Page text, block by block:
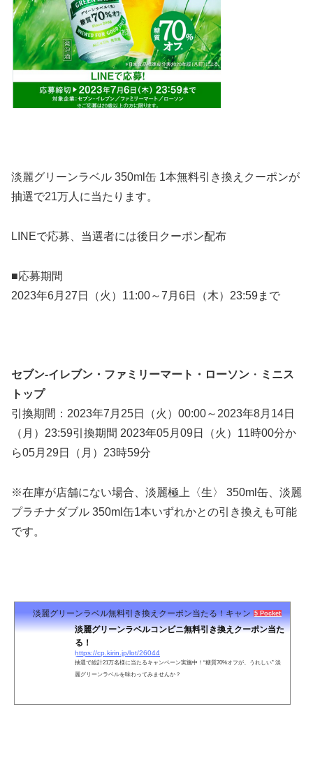
淡麗グリーンラベル 350ml缶 1本無料引き換えクーポンが
抽選で21万人に当たります。
LINEで応募、 当選者には後日クーポン配布
■応募期間
2023年6月27日（火）11:00～7月6日（木）23:59まで
セブン-イレブン・ファミリーマート・ローソン ・ ミニス
トップ
引換期間：2023年7月25日（火）00:00～2023年8月14日
（月）23:59引換期間 2023年05月09日（火）11時00分か
ら05月29日（月）23時59分
※在庫が店舗にない場合、淡麗極上〈生〉 350ml缶、淡麗
プラチナダブル 350ml缶1本いずれかとの引き換えも可能
です。
淡麗グリーンラベル無料引き換えクーポン当たる！キャンペーン
5 Pockets
淡麗グリーンラベルコンビニ無料引き換えクーポン当た
る！
https://cp.kirin.jp/lot/26044
抽選で総計21万名様に当たるキャンペーン実施中！“糖質70%オフが、うれしい” 淡
麗グリーンラベルを味わってみませんか？